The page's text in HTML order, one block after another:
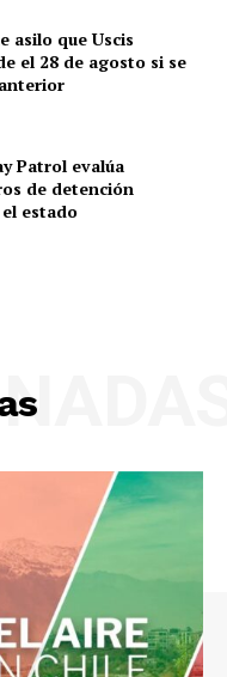
asilo que Uscis
el 28 de agosto si se
Patrol evalúa
de detención
estado